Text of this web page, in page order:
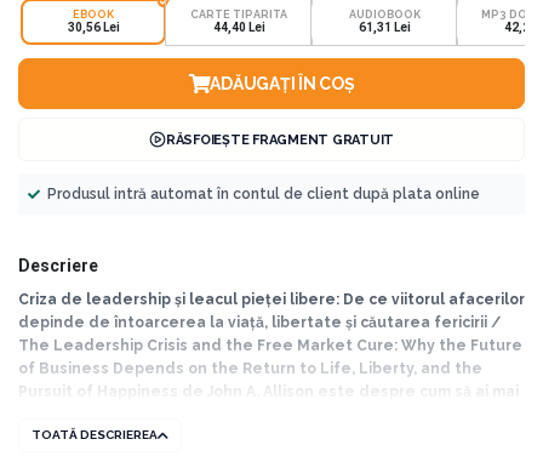
EBOOK
30,56 Lei
CARTE TIPARITA
44,40 Lei
AUDIOBOOK
61,31 Lei
MP3
42,20
ADĂUGAȚI ÎN COȘ
RĂSFOIEȘTE FRAGMENT GRATUIT
Produsul intră automat în contul de client după plata online
Descriere
Criza de leadership și leacul pieței libere: De ce viitorul afacerilor
depinde de întoarcerea la viață, libertate și căutarea fericirii /
The Leadership Crisis and the Free Market Cure: Why the Future
of Business Depends on the Return to Life, Liberty, and the
Pursuit of Happiness de John A. Allison este despre cum să ai mai
fundamentale care stau la baza succesului și fericirii individuale,
TOATĂ DESCRIEREA